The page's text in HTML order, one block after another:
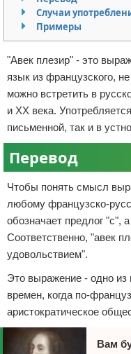
Разное
Отказ от
Случаи
Примеры
"Авек плезир" - это
язык из французского,
можно встретить в
и XX века.
письменной, так и в
Перевод
Чтобы понять смысл
любому французско-
обозначает предлог "с",
Соответственно, "авек
удовольствием".
Это выражение - одно из
времен, когда по-
аристократическое
Вам